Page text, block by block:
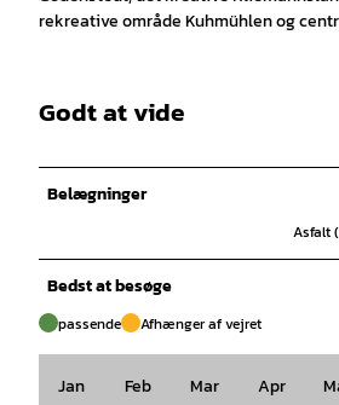
rekreative område Kuhmühlen og
Godt at vide
Belægninger
Asfalt
Bedst at besøge
passende Afhænger af vejret
Jan Feb Mar Apr